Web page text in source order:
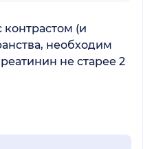
(и
необходим
не старее 2